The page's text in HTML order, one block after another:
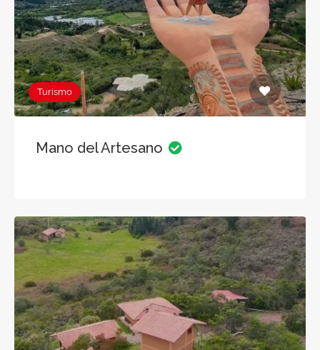
Turismo
Mano del Artesano